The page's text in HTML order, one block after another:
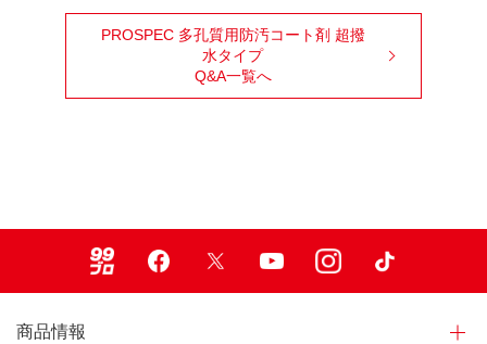
PROSPEC 多孔質用防汚コート剤 超撥
水タイプ
Q&A一覧へ
商品情報